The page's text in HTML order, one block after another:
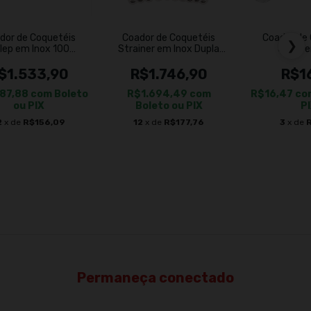
de Coquetéis
em Inox 100
com Boleto
ou PIX
x de R$156,09
Coador de Coquetéis
Strainer em Inox Dupla
R$1.746,90
R$1.694,49 com
Boleto ou PIX
12 x de R$177,76
Coador
Julep
R$16,47
3 x de
❯
Permaneça conectado